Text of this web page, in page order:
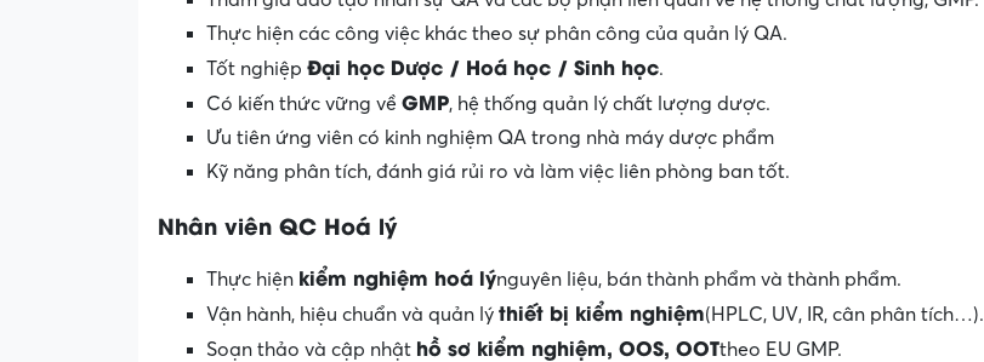
Thực hiện các công việc khác theo sự phân công của quản lý QA.
Tốt nghiệp Đại học Dược / Hoá học / Sinh học.
Có kiến thức vững về GMP, hệ thống quản lý chất lượng dược.
Ưu tiên ứng viên có kinh nghiệm QA trong nhà máy dược phẩm
Kỹ năng phân tích, đánh giá rủi ro và làm việc liên phòng ban tốt.
Nhân viên QC Hoá lý
Thực hiện kiểm nghiệm hoá lýnguyên liệu, bán thành phẩm và thành phẩm.
Vận hành, hiệu chuẩn và quản lý thiết bị kiểm nghiệm(HPLC, UV, IR, cân phân tích…).
Soạn thảo và cập nhật hồ sơ kiểm nghiệm, OOS, OOTtheo EU GMP.